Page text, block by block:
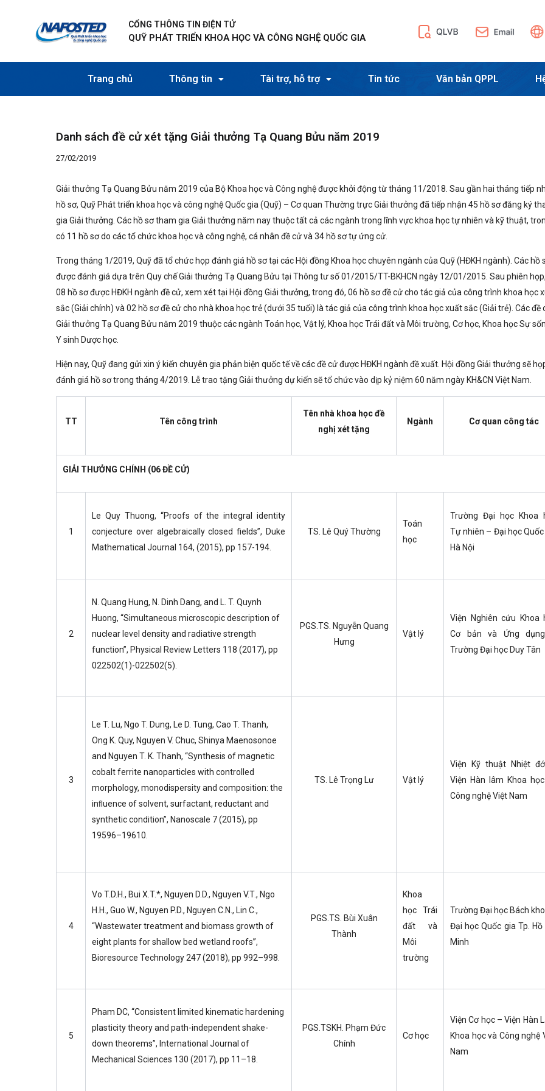
CỔNG THÔNG TIN ĐIỆN TỬ
QUỸ PHÁT TRIỂN KHOA HỌC VÀ CÔNG NGHỆ QUỐC GIA
Trang chủ Thông tin Tài trợ, hỗ trợ Tin tức Văn bản QPPL
Danh sách đề cử xét tặng Giải thưởng Tạ Quang Bửu năm 2019
27/02/2019
Giải thưởng Tạ Quang Bửu năm 2019 của Bộ Khoa học và Công nghệ được khởi động từ tháng 11/2018. Sau gần hai tháng tiếp
hồ sơ, Quỹ Phát triển khoa học và công nghệ Quốc gia (Quỹ) – Cơ quan Thường trực Giải thưởng đã tiếp nhận 45 hồ sơ đăng ký
gia Giải thưởng. Các hồ sơ tham gia Giải thưởng năm nay thuộc tất cả các ngành trong lĩnh vực khoa học tự nhiên và kỹ thuật,
có 11 hồ sơ do các tổ chức khoa học và công nghệ, cá nhân đề cử và 34 hồ sơ tự ứng cử.
Trong tháng 1/2019, Quỹ đã tổ chức họp đánh giá hồ sơ tại các Hội đồng Khoa học chuyên ngành của Quỹ (HĐKH ngành). Các hồ
được đánh giá dựa trên Quy chế Giải thưởng Tạ Quang Bửu tại Thông tư số 01/2015/TT-BKHCN ngày 12/01/2015. Sau phiên
08 hồ sơ được HĐKH ngành đề cử, xem xét tại Hội đồng Giải thưởng, trong đó, 06 hồ sơ đề cử cho tác giả của công trình khoa học
sắc (Giải chính) và 02 hồ sơ đề cử cho nhà khoa học trẻ (dưới 35 tuổi) là tác giả của công trình khoa học xuất sắc (Giải trẻ). Các đề
Giải thưởng Tạ Quang Bửu năm 2019 thuộc các ngành Toán học, Vật lý, Khoa học Trái đất và Môi trường, Cơ học, Khoa học Sự
Y sinh Dược học.
Hiện nay, Quỹ đang gửi xin ý kiến chuyên gia phản biện quốc tế về các đề cử được HĐKH ngành đề xuất. Hội đồng Giải thưởng sẽ
đánh giá hồ sơ trong tháng 4/2019. Lễ trao tặng Giải thưởng dự kiến sẽ tổ chức vào dịp kỷ niệm 60 năm ngày KH&CN Việt Nam.
TT Tên công trình
Tên nhà khoa học đề
nghị xét tặng
Ngành Cơ quan công tác
GIẢI THƯỞNG CHÍNH (06 ĐỀ CỬ)
1
Le Quy Thuong, “Proofs of the integral identity
conjecture over algebraically closed fields”, Duke
Mathematical Journal 164, (2015), pp 157-194.
TS. Lê Quý Thường
Toán
học
Trường Đại học Khoa
Tự nhiên – Đại học
Hà Nội
2
N. Quang Hung, N. Dinh Dang, and L. T. Quynh
Huong, “Simultaneous microscopic description of
nuclear level density and radiative strength
function”, Physical Review Letters 118 (2017), pp
022502(1)-022502(5).
PGS.TS. Nguyễn Quang
Hưng
Vật lý
Viện Nghiên cứu Khoa
Cơ bản và Ứng
Trường Đại học Duy Tân
3
Le T. Lu, Ngo T. Dung, Le D. Tung, Cao T. Thanh,
Ong K. Quy, Nguyen V. Chuc, Shinya Maenosonoe
and Nguyen T. K. Thanh, “Synthesis of magnetic
cobalt ferrite nanoparticles with controlled
morphology, monodispersity and composition: the
inﬂuence of solvent, surfactant, reductant and
synthetic condition”, Nanoscale 7 (2015), pp
19596–19610.
TS. Lê Trọng Lư Vật lý
Viện Kỹ thuật Nhiệt
Viện Hàn lâm Khoa
Công nghệ Việt Nam
4
Vo T.D.H., Bui X.T.*, Nguyen D.D., Nguyen V.T., Ngo
H.H., Guo W., Nguyen P.D., Nguyen C.N., Lin C.,
“Wastewater treatment and biomass growth of
eight plants for shallow bed wetland roofs”,
Bioresource Technology 247 (2018), pp 992–998.
PGS.TS. Bùi Xuân
Thành
Khoa
học Trái
đất và
Môi
trường
Trường Đại học Bách
Đại học Quốc gia Tp. Hồ
Minh
5
Pham DC, “Consistent limited kinematic hardening
plasticity theory and path-independent shake-
down theorems”, International Journal of
Mechanical Sciences 130 (2017), pp 11–18.
PGS.TSKH. Phạm Đức
Chính
Cơ học
Viện Cơ học – Viện Hàn
Khoa học và Công nghệ
Nam
hướng
bài